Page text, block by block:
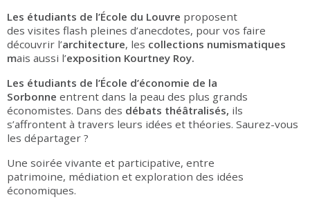
Les étudiants de l’École du Louvre proposent
des visites flash pleines d’anecdotes, pour vos faire
découvrir l’architecture, les collections numismatiques
mais aussi l’exposition Kourtney Roy.
Les étudiants de l’École d’économie de la
Sorbonne entrent dans la peau des plus grands
économistes. Dans des débats théâtralisés, ils
s’affrontent à travers leurs idées et théories. Saurez-vous
les départager ?
Une soirée vivante et participative, entre
patrimoine, médiation et exploration des idées
économiques.